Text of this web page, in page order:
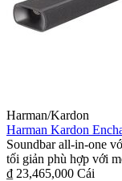
Harman/Kardon
Harman Kardon
Soundbar all-in-one
tối giản phù hợp với
₫ 23,465,000 Cái